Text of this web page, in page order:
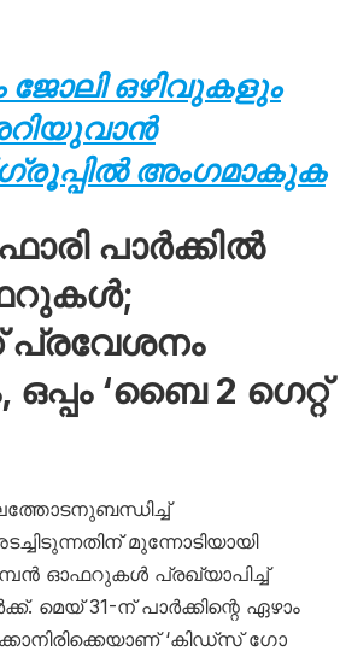
ജോലി ഒഴിവുകളും
അംഗമാകുക
പാർക്കിൽ
പ്രവേശനം
‘ബൈ 2 ഗെറ്റ്
മുന്നോടിയായി
ഓഫറുകൾ പ്രഖ്യാപിച്ച്
മെയ് 31-ന് പാർക്കിന്റെ ഏഴാം
‘കിഡ്‌സ് ഗോ